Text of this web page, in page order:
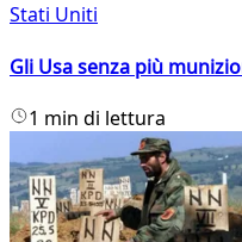
Stati Uniti
Gli Usa senza più
1 min di lettura